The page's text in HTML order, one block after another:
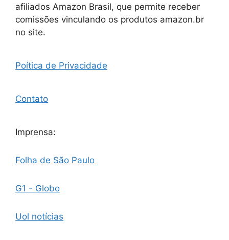
afiliados Amazon Brasil, que permite receber
comissões vinculando os produtos amazon.br
no site.
Poítica de Privacidade
Contato
Imprensa:
Folha de São Paulo
G1 - Globo
Uol notícias